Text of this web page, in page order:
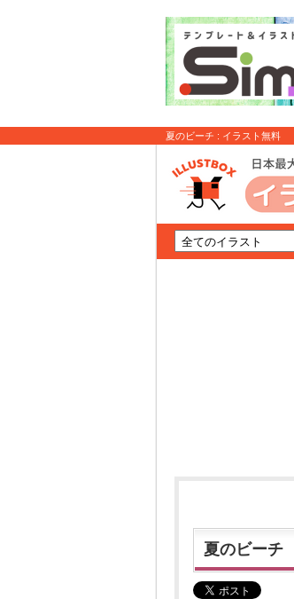
夏のビーチ : イラスト無料
夏のビーチ